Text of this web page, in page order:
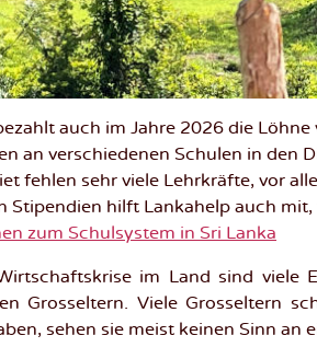
auch im Jahre 2026 die
an verschiedenen Schulen in den
fehlen sehr viele Lehrkräfte, vor
Stipendien hilft Lankahelp auch
zum Schulsystem in Sri Lanka
im Land sind viele
Grosseltern. Viele Grosseltern
sehen sie meist keinen Sinn an